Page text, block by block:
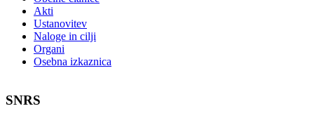
Akti
Ustanovitev
Naloge in cilji
Organi
Osebna izkaznica
SNRS